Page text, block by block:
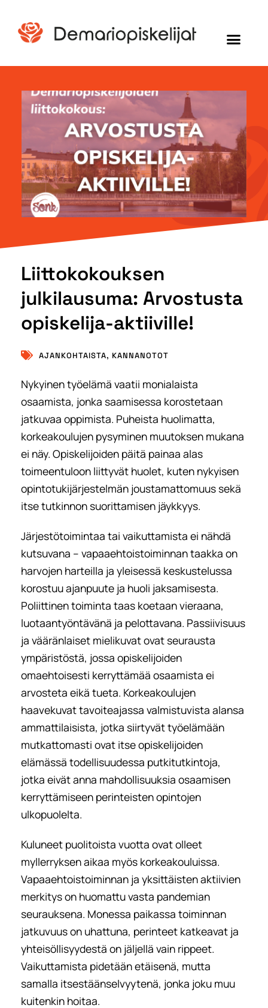
Liittokokouksen
julkilausuma: Arvostusta
opiskelija-aktiiville!
AJANKOHTAISTA, KANNANOTOT
Nykyinen työelämä vaatii monialaista
osaamista, jonka saamisessa korostetaan
jatkuvaa oppimista. Puheista huolimatta,
korkeakoulujen pysyminen muutoksen mukana
ei näy. Opiskelijoiden päitä painaa alas
toimeentuloon liittyvät huolet, kuten nykyisen
opintotukijärjestelmän joustamattomuus sekä
itse tutkinnon suorittamisen jäykkyys.
Järjestötoimintaa tai vaikuttamista ei nähdä
kutsuvana – vapaaehtoistoiminnan taakka on
harvojen harteilla ja yleisessä keskustelussa
korostuu ajanpuute ja huoli jaksamisesta.
Poliittinen toiminta taas koetaan vieraana,
luotaantyöntävänä ja pelottavana. Passiivisuus
ja vääränlaiset mielikuvat ovat seurausta
ympäristöstä, jossa opiskelijoiden
omaehtoisesti kerryttämää osaamista ei
arvosteta eikä tueta. Korkeakoulujen
haavekuvat tavoiteajassa valmistuvista alansa
ammattilaisista, jotka siirtyvät työelämään
mutkattomasti ovat itse opiskelijoiden
elämässä todellisuudessa putkitutkintoja,
jotka eivät anna mahdollisuuksia osaamisen
kerryttämiseen perinteisten opintojen
ulkopuolelta.
Kuluneet puolitoista vuotta ovat olleet
myllerryksen aikaa myös korkeakouluissa.
Vapaaehtoistoiminnan ja yksittäisten aktiivien
merkitys on huomattu vasta pandemian
seurauksena. Monessa paikassa toiminnan
jatkuvuus on uhattuna, perinteet katkeavat ja
yhteisöllisyydestä on jäljellä vain rippeet.
Vaikuttamista pidetään etäisenä, mutta
samalla itsestäänselvyytenä, jonka joku muu
kuitenkin hoitaa.